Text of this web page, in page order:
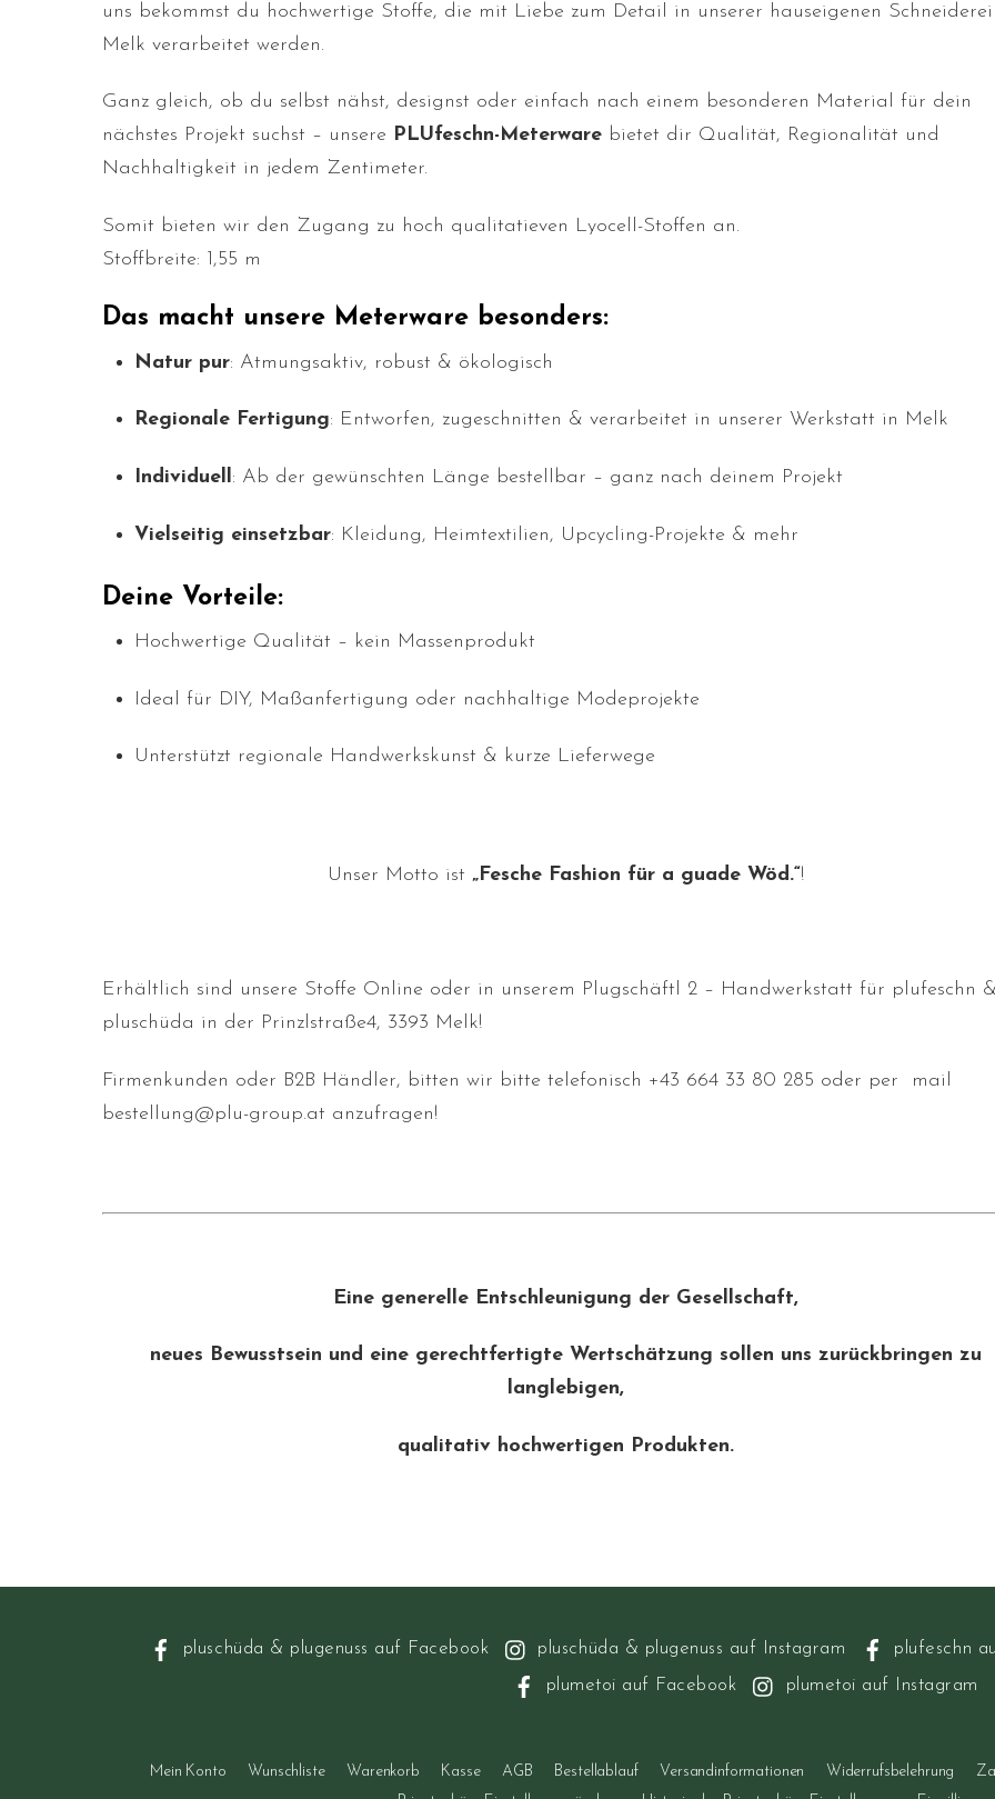
uns bekommst du hochwertige Stoffe, die mit Liebe zum Detail in unserer hauseigenen
Melk verarbeitet werden.
Ganz gleich, ob du selbst nähst, designst oder einfach nach einem besonderen Material für dein
nächstes Projekt suchst – unsere PLUfeschn-Meterware bietet dir Qualität, Regionalität und
Nachhaltigkeit in jedem Zentimeter.
Somit bieten wir den Zugang zu hoch qualitatieven Lyocell-Stoffen an.
Stoffbreite: 1,55 m
Das macht unsere Meterware besonders:
Natur pur: Atmungsaktiv, robust & ökologisch
Regionale Fertigung: Entworfen, zugeschnitten & verarbeitet in unserer Werkstatt in Melk
Individuell: Ab der gewünschten Länge bestellbar – ganz nach deinem Projekt
Vielseitig einsetzbar: Kleidung, Heimtextilien, Upcycling-Projekte & mehr
Deine Vorteile:
Hochwertige Qualität – kein Massenprodukt
Ideal für DIY, Maßanfertigung oder nachhaltige Modeprojekte
Unterstützt regionale Handwerkskunst & kurze Lieferwege
Unser Motto ist„Fesche Fashion für a guade Wöd.“!
Erhältlich sind unsere Stoffe Online oder in unserem Plugschäftl 2 – Handwerkstatt für plufeschn
pluschüda in der Prinzlstraße4, 3393 Melk!
Firmenkunden oder B2B Händler, bitten wir bitte telefonisch +43 664 33 80 285 oder per mail
bestellung@plu-group.at anzufragen!
Eine generelle Entschleunigung der Gesellschaft,
neues Bewusstsein und eine gerechtfertigte Wertschätzung sollen uns zurückbringen zu
langlebigen,
qualitativ hochwertigen Produkten.
pluschüda & plugenuss auf Facebook pluschüda & plugenuss auf Instagram
plufeschn
plumetoi auf Facebook
plumetoi auf Instagram
Mein Konto Wunschliste Warenkorb Kasse AGB Bestellablauf Versandinformationen Widerrufsbelehrung